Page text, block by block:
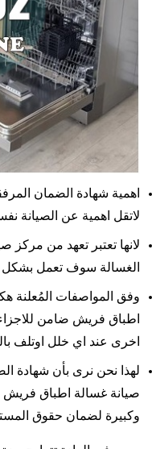
اهمية شهادة الضمان
لاتقل اهمية عن الصيانة
لانها تعتبر تعهد من مركز
الغسالة سوف تعمل
وفق المواصفات المُعلنة
اطباق فريش ضامن للاجزاء
اخرى عند اي خلل اوتلف
لهذا نحن نرى بأن شهادة
صيانة غسالة اطباق فريش
وكبيرة لضمان حقوق